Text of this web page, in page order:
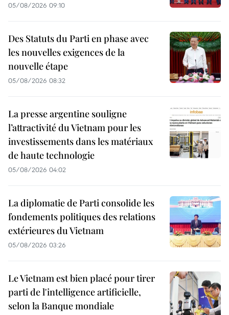
05/08/2026 09:10
Des Statuts du Parti en phase avec
les nouvelles exigences de la
nouvelle étape
05/08/2026 08:32
La presse argentine souligne
l’attractivité du Vietnam pour les
investissements dans les matériaux
de haute technologie
05/08/2026 04:02
La diplomatie de Parti consolide les
fondements politiques des relations
extérieures du Vietnam
05/08/2026 03:26
Le Vietnam est bien placé pour tirer
parti de l'intelligence artificielle,
selon la Banque mondiale